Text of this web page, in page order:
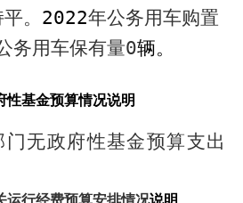
。 2022年公务用车购置
务用车保有量0辆。
性基金预算情况说明
门无政府性基金预算支出